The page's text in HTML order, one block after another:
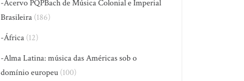
-Acervo PQPBach de Música Colonial e Imperial
Brasileira (186)
-África (12)
-Alma Latina: música das Américas sob o
domínio europeu (100)